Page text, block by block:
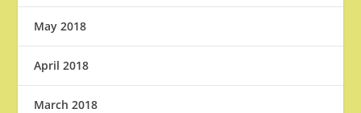
May 2018
April 2018
March 2018